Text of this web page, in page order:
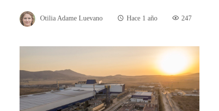
Otilia Adame Luevano Hace 1 año 247